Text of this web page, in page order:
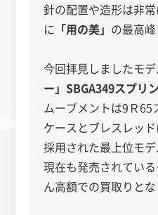
針の配置や造形は非
に 「用の美」 の最高峰
今回拝見しましたモ
ー」SBGA349スプリ
ムーブメントは9Ｒ65
ケースとブレスレッ
採用された最上位モデ
現在も発売されてい
ん高額での買取りとな